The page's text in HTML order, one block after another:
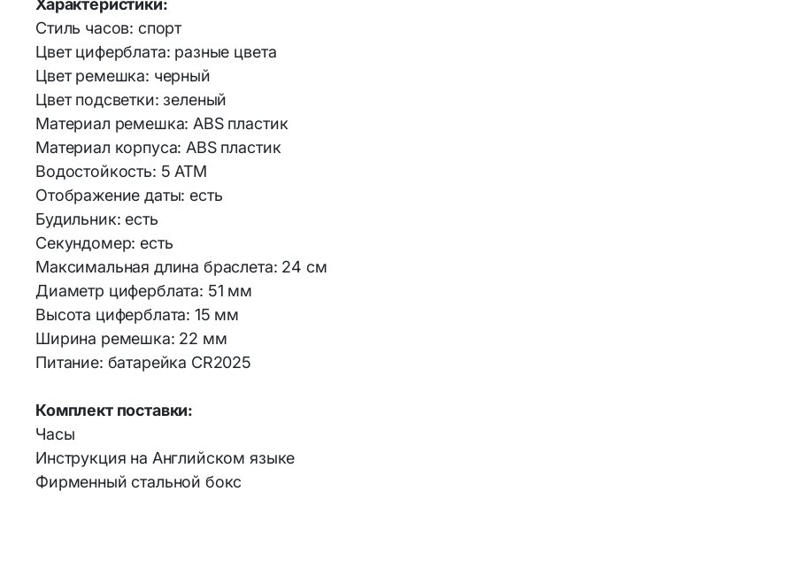
Bluetooth-адаптеры
Wi-Fi адаптеры и аксессуары
Элементы питания и
аккумуляторы
Аккумуляторы
18650/14500/16340/21700/26650
Аккумуляторы R3 и R6
Характеристики:
Стиль часов: спорт
Цвет циферблата: разные цвета
Цвет ремешка: черный
Цвет подсветки: зеленый
Материал ремешка: ABS пластик
Материал корпуса: ABS пластик
Водостойкость: 5 АТМ
Отображение даты: есть
Будильник: есть
Секундомер: есть
Максимальная длина браслета: 24 см
Диаметр циферблата: 51 мм
Высота циферблата: 15 мм
Ширина ремешка: 22 мм
Питание: батарейка CR2025
Комплект поставки:
Часы
Инструкция на Английском языке
Фирменный стальной бокс